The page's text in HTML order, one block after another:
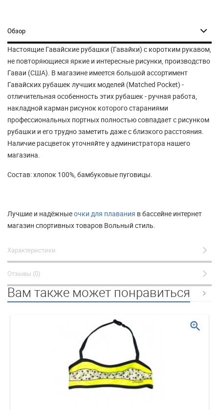
Обзор
Настоящие Гавайские рубашки (Гавайки) с коротким рукавом,
не повторяющиеся яркие и интересные рисунки, производство
Гаваи (США). В магазине имеется большой ассортимент
Гавайских рубашек лучших моделей (Matched Pocket) -
отличительная особенность этих рубашек - ручная работа,
накладной карман рисунок которого стараниями
профессиональных портных полностью совпадает с рисунком
рубашки и его трудно заметить даже с близкого расстояния.
Наличие расцветок уточняйте у администратора нашего
магазина.
Состав: хлопок 100%, бамбуковые пуговицы.
Лучшие и надёжныеочки для плавания в бассейне интернет
магазин спортивных товаров Вольный стиль.
Характеристики
Отзывы (0)
Вам также может понравиться
zoom_in